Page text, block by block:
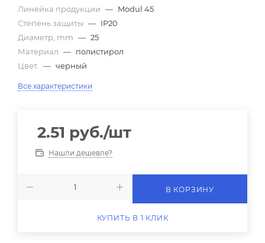
Линейка продукции — Modul 45
Степень защиты — IP20
Диаметр, mm — 25
Материал — полистирол
Цвет.
— черный
Все характеристики
2.51 руб./шт
Нашли дешевле?
В КОРЗИНУ
КУПИТЬ В 1 КЛИК